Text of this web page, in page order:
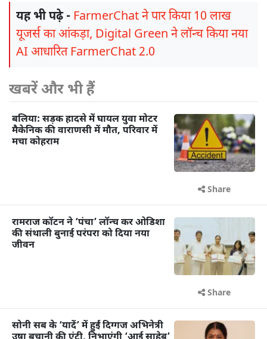
यह भी पढ़े - FarmerChat ने पार किया 10 लाख
यूजर्स का आंकड़ा, Digital Green ने लॉन्च किया नया
AI आधारित FarmerChat 2.0
खबरें और भी हैं
बलिया: सड़क हादसे में घायल युवा मोटर
मैकेनिक की वाराणसी में मौत, परिवार में
मचा कोहराम
Share
रामराज कॉटन ने ‘पंचा’ लॉन्च कर ओडिशा
की संथाली बुनाई परंपरा को दिया नया
जीवन
Share
सोनी सब के ‘यादें’ में हुईं दिग्गज अभिनेत्री